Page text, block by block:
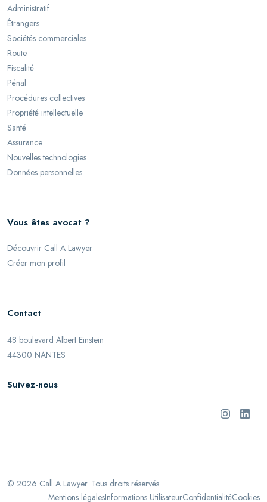
Administratif
Étrangers
Sociétés commerciales
Route
Fiscalité
Pénal
Procédures collectives
Propriété intellectuelle
Santé
Assurance
Nouvelles technologies
Données personnelles
Vous êtes avocat ?
Découvrir Call A Lawyer
Créer mon profil
Contact
48 boulevard Albert Einstein
44300 NANTES
Suivez-nous
© 2026 Call A Lawyer. Tous droits réservés.
Mentions légalesInformations UtilisateurConfidentialitéCookies